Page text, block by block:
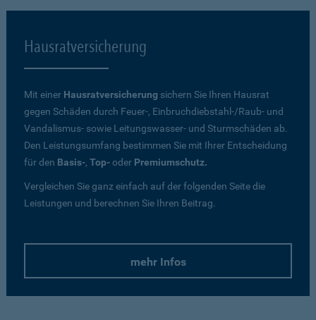
Hausratversicherung
Mit einer Hausratversicherung sichern Sie Ihren Hausrat
gegen Schäden durch Feuer-, Einbruchdiebstahl-/Raub- und
Vandalismus- sowie Leitungswasser- und Sturmschäden ab.
Den Leistungsumfang bestimmen Sie mit Ihrer Entscheidung
für den Basis-, Top-oder Premiumschutz.
Vergleichen Sie ganz einfach auf der folgenden Seite die
Leistungen und berechnen Sie Ihren Beitrag.
mehr Infos